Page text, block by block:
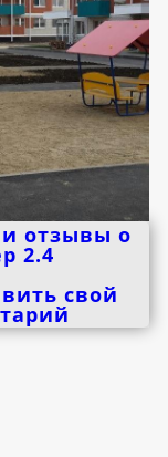
отзывы о
2.4
свой